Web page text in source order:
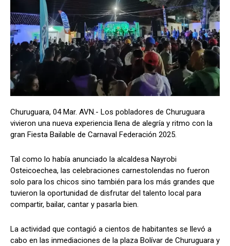
Churuguara, 04 Mar. AVN.- Los pobladores de Churuguara
vivieron una nueva experiencia llena de alegría y ritmo con la
gran Fiesta Bailable de Carnaval Federación 2025.
Tal como lo había anunciado la alcaldesa Nayrobi
Osteicoechea, las celebraciones carnestolendas no fueron
solo para los chicos sino también para los más grandes que
tuvieron la oportunidad de disfrutar del talento local para
compartir, bailar, cantar y pasarla bien.
La actividad que contagió a cientos de habitantes se llevó a
cabo en las inmediaciones de la plaza Bolívar de Churuguara y